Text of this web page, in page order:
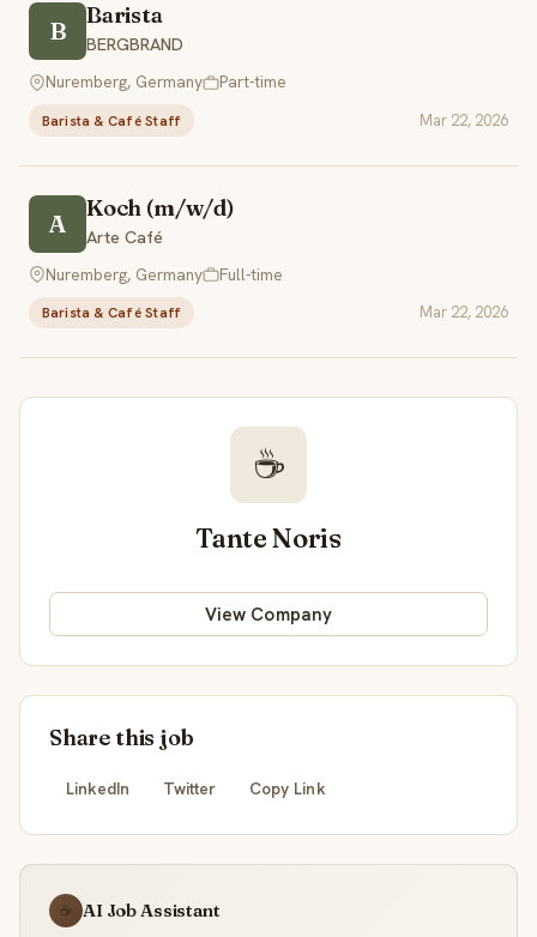
B
Barista
BERGBRAND
Nuremberg, Germany
Part-time
Barista & Café Staff Mar 22, 2026
A
Koch (m/w/d)
Arte Café
Nuremberg, Germany
Full-time
Barista & Café Staff Mar 22, 2026
☕
Tante Noris
View Company
Share this job
LinkedIn Twitter Copy Link
☕ AI Job Assistant